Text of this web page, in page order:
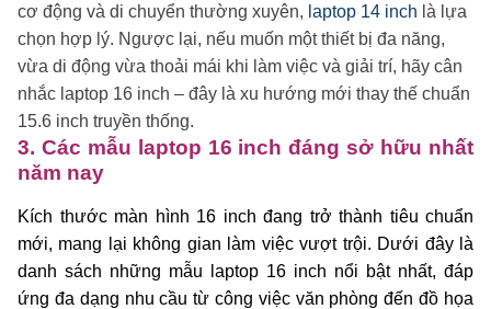
cơ động và di chuyển thường xuyên, laptop 14 inch là lựa
chọn hợp lý. Ngược lại, nếu muốn một thiết bị đa năng,
vừa di động vừa thoải mái khi làm việc và giải trí, hãy cân
nhắc laptop 16 inch – đây là xu hướng mới thay thế chuẩn
15.6 inch truyền thống.
3. Các mẫu laptop 16 inch đáng sở hữu nhất
năm nay
Kích thước màn hình 16 inch đang trở thành tiêu chuẩn
mới, mang lại không gian làm việc vượt trội. Dưới đây là
danh sách những mẫu laptop 16 inch nổi bật nhất, đáp
ứng đa dạng nhu cầu từ công việc văn phòng đến đồ họa